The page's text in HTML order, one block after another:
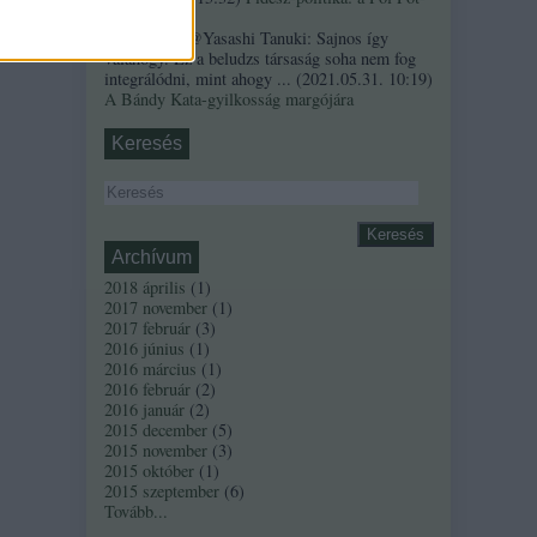
@Yasashi Tanuki: Sajnos így
valahogy. Ez a beludzs társaság soha nem fog
integrálódni, mint ahogy ... (2021.05.31. 10:19)
A Bándy Kata-gyilkosság margójára
Keresés
Archívum
2018 április ( 1 )
2017 november ( 1 )
2017 február (3)
2016 június ( 1 )
2016 március ( 1 )
2016 február (2)
2016 január (2)
2015 december (5)
2015 november (3)
2015 október ( 1 )
2015 szeptember (6)
Tovább...